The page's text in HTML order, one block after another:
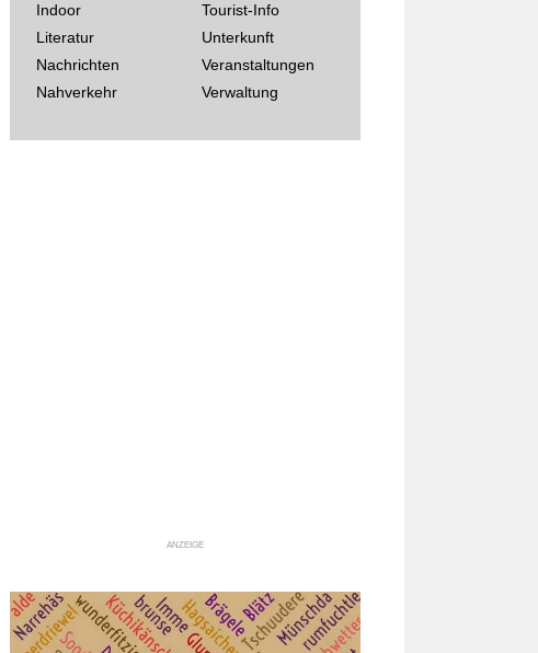
Indoor
Literatur
Nachrichten
Nahverkehr
Tourist-Info
Unterkunft
Veranstaltungen
Verwaltung
ANZEIGE